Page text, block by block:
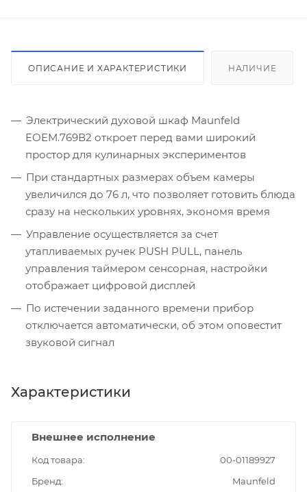
ОПИСАНИЕ И ХАРАКТЕРИСТИКИ НАЛИЧИЕ
Электрический духовой шкаф Maunfeld
EOEM.769В2 откроет перед вами широкий
простор для кулинарных экспериментов
При стандартных размерах объем камеры
увеличился до 76 л, что позволяет готовить блюда
сразу на нескольких уровнях, экономя время
Управление осуществляется за счет
утапливаемых ручек PUSH PULL, панель
управления таймером сенсорная, настройки
отображает цифровой дисплей
По истечении заданного времени прибор
отключается автоматически, об этом оповестит
звуковой сигнал
Характеристики
Внешнее исполнение
Код товара
00-01189927
Бренд
Maunfeld